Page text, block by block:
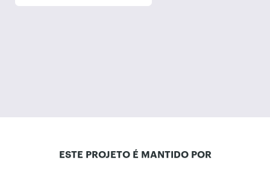
ESTE PROJETO É MANTIDO POR